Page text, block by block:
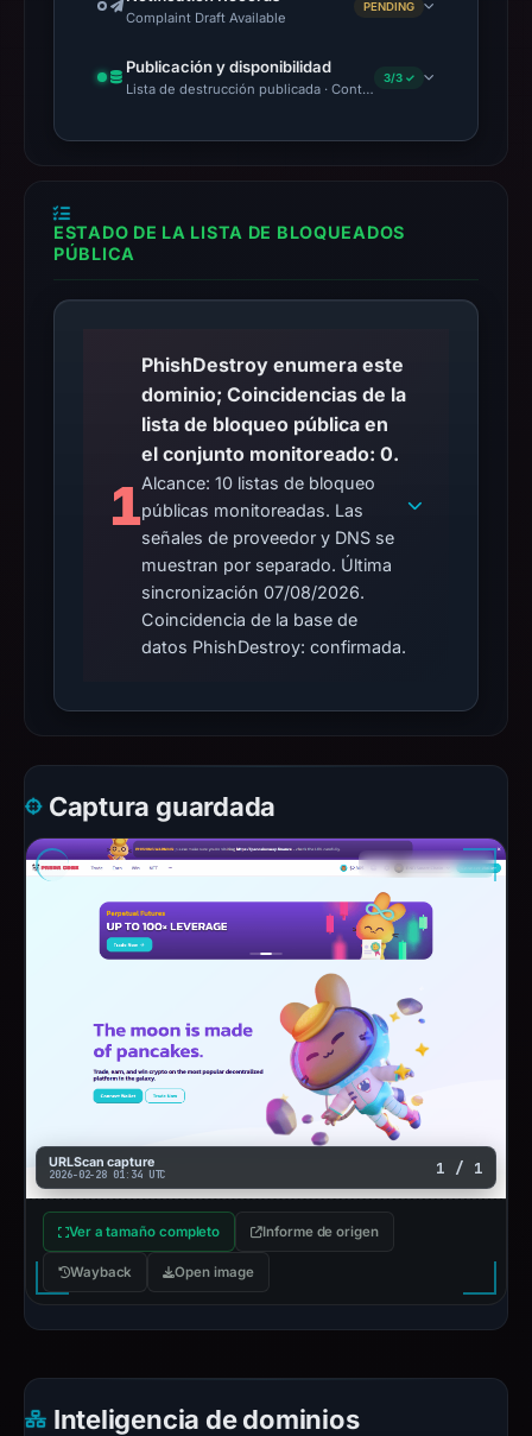
Complaint Draft Available
PENDING
Publicación y disponibilidad
Lista de destrucción publicada · Content Observed
3/3 ✓
ESTADO DE LA LISTA DE BLOQUEADOS
PÚBLICA
1
PhishDestroy enumera este
dominio; Coincidencias de la
lista de bloqueo pública en
el conjunto monitoreado: 0.
Alcance: 10 listas de bloqueo
públicas monitoreadas. Las
señales de proveedor y DNS se
muestran por separado. Última
sincronización 07/08/2026.
Coincidencia de la base de
datos PhishDestroy: confirmada.
Captura guardada
URLScan capture
2026-02-28 01:34 UTC 1 / 1
Ver a tamaño completo Informe de origen
Wayback Open image
Inteligencia de dominios